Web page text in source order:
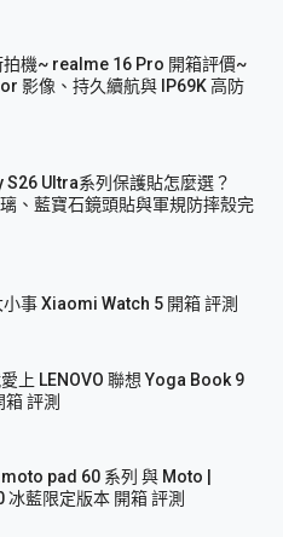
拍機~ realme 16 Pro 開箱評價~
影像、持久續航與 IP69K 高防
S26 Ultra系列保護貼怎麼選？
、藍寶石鏡頭貼與軍規防摔殼完
事 Xiaomi Watch 5 開箱 評測
上 LENOVO 聯想 Yoga Book 9
評測
pad 60 系列 與 Moto |
藍限定版本 開箱 評測